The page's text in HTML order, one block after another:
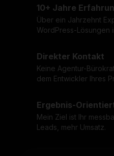
10+ Jahre
Über ein Jahrzehnt
WordPress-Lösungen
Direkter Kontakt
Keine Agentur-
dem Entwickler Ihres
Ergebnis-
Mein Ziel ist Ihr
Leads, mehr Umsatz.